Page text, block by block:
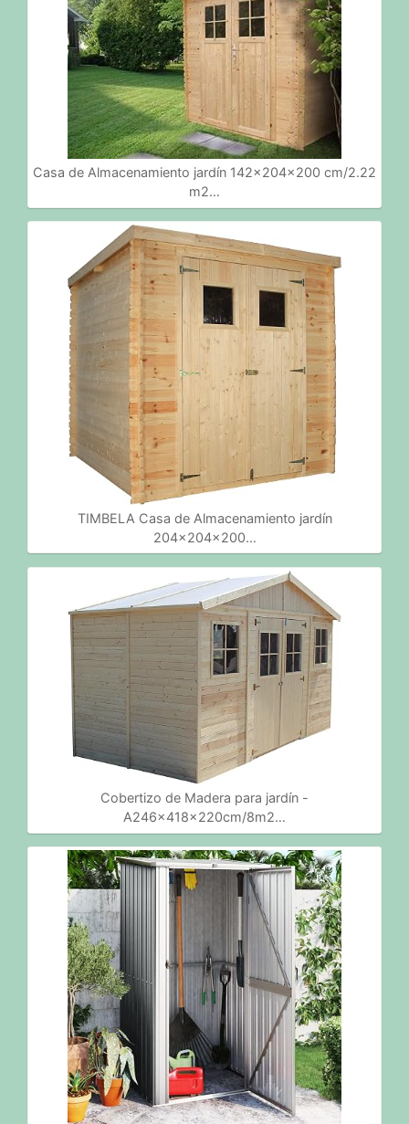
Casa de Almacenamiento jardín 142x204x200 cm/2.22
m2…
TIMBELA Casa de Almacenamiento jardín
204x204x200…
Cobertizo de Madera para jardín -
A246x418x220cm/8m2…